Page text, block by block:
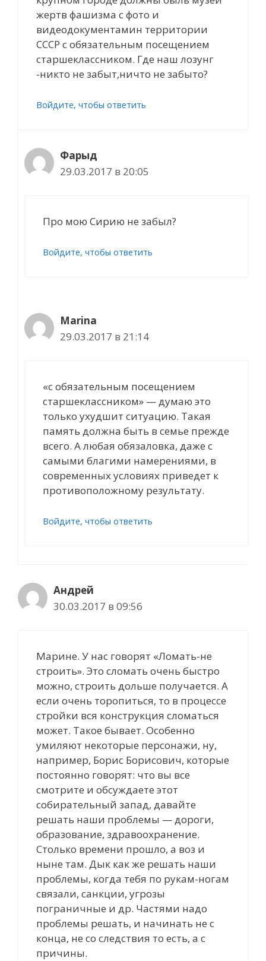
жертв фашизма с фото и
видеодокументамин территории
СССР с обязательным посещением
старшеклассником. Где наш лозунг
-никто не забыт,ничто не забыто?
Войдите, чтобы ответить
Фарыд
29.03.2017 в 20:05
Про мою Сирию не забыл?
Войдите, чтобы ответить
Marina
29.03.2017 в 21:14
«с обязательным посещением
старшеклассником» — думаю это
только ухудшит ситуацию. Такая
память должна быть в семье прежде
всего. А любая обязаловка, даже с
самыми благими намерениями, в
современных условиях приведет к
противоположному результату.
Войдите, чтобы ответить
Андрей
30.03.2017 в 09:56
Марине. У нас говорят «Ломать-не
строить». Это сломать очень быстро
можно, строить дольше получается. А
если очень торопиться, то в процессе
стройки вся конструкция сломаться
может. Такое бывает. Особенно
умиляют некоторые персонажи, ну,
например, Борис Борисович, которые
постоянно говорят: что вы все
смотрите и обсуждаете этот
собирательный запад, давайте
решать наши проблемы — дороги,
образование, здравоохранение.
Столько времени прошло, а воз и
ныне там. Дык как же решать наши
проблемы, когда тебя по рукам-ногам
связали, санкции, угрозы
пограничные и др. Частями надо
проблемы решать, и начинать не с
конца, не со следствия то есть, а с
причины.